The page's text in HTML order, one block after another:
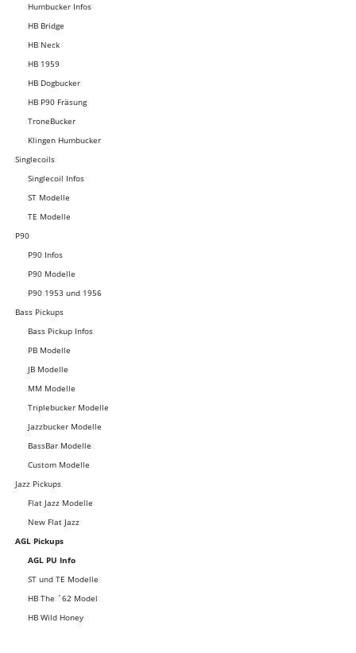
Humbucker Infos
HB Bridge
HB Neck
HB 1959
HB Dogbucker
HB P90 Fräsung
TroneBucker
Klingen Humbucker
Singlecoils
Singlecoil Infos
ST Modelle
TE Modelle
P90
P90 Infos
P90 Modelle
P90 1953 und 1956
Bass Pickups
Bass Pickup Infos
PB Modelle
JB Modelle
MM Modelle
Triplebucker Modelle
Jazzbucker Modelle
BassBar Modelle
Custom Modelle
Jazz Pickups
Flat Jazz Modelle
New Flat Jazz
AGL Pickups
AGL PU Info
ST und TE Modelle
HB The ´62 Model
HB Wild Honey